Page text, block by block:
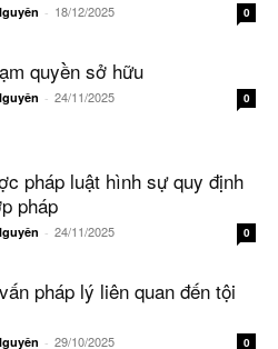
- 18/12/2025 0
quyền sở hữu
- 24/11/2025 0
pháp luật hình sự quy định
pháp
- 24/11/2025 0
pháp lý liên quan đến tội
- 29/10/2025 0